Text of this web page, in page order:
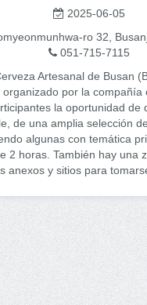
2025-06-05
ro 32,
051-715-7115
Artesanal de Busan
por la compañía
la oportunidad de
de una amplia selección
algunas con temática
2 horas. También hay una
anexos y sitios para